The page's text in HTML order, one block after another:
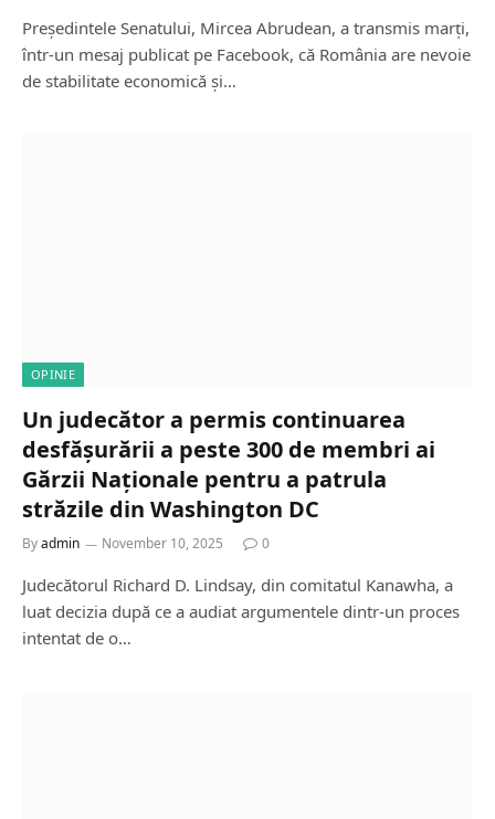
Președintele Senatului, Mircea Abrudean, a transmis marți,
într-un mesaj publicat pe Facebook, că România are nevoie
de stabilitate economică și…
OPINIE
Un judecător a permis continuarea
desfășurării a peste 300 de membri ai
Gărzii Naționale pentru a patrula
străzile din Washington DC
Byadmin November 10, 2025 0
Judecătorul Richard D. Lindsay, din comitatul Kanawha, a
luat decizia după ce a audiat argumentele dintr-un proces
intentat de o…